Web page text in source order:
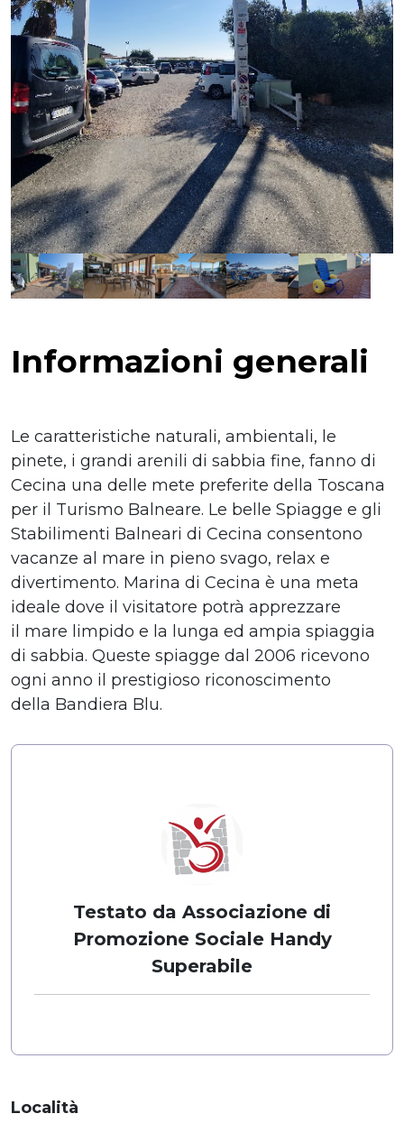
Informazioni generali
Le caratteristiche naturali, ambientali, le
pinete, i grandi arenili di sabbia fine, fanno di
Cecina una delle mete preferite della Toscana
per il Turismo Balneare. Le belle Spiagge e gli
Stabilimenti Balneari di Cecina consentono
vacanze al mare in pieno svago, relax e
divertimento. Marina di Cecina è una meta
ideale dove il visitatore potrà apprezzare
il mare limpido e la lunga ed ampia spiaggia
di sabbia. Queste spiagge dal 2006 ricevono
ogni anno il prestigioso riconoscimento
della Bandiera Blu.
Testato da Associazione di
Promozione Sociale Handy
Superabile
Località